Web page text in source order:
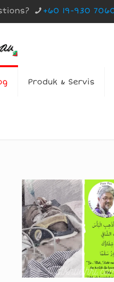
+60 19-930
Produk & Servis